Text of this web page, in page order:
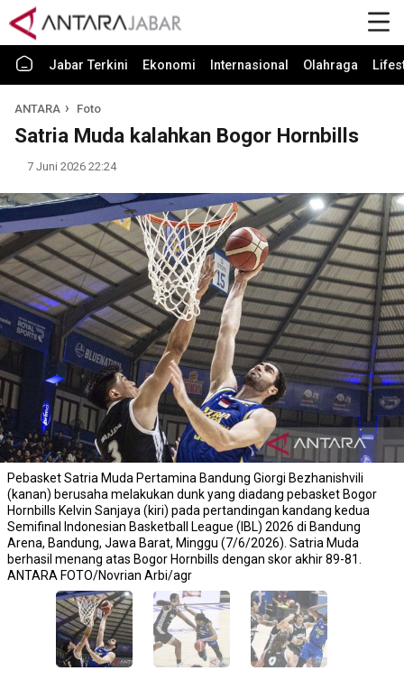
Jabar Terkini Ekonomi Internasional Olahraga
ANTARA Foto
Satria Muda kalahkan Bogor Hornbills
7 Juni 2026 22:24
Pebasket Satria Muda Pertamina Bandung Giorgi Bezhanishvili
(kanan) berusaha melakukan dunk yang diadang pebasket Bogor
Hornbills Kelvin Sanjaya (kiri) pada pertandingan kandang kedua
Semifinal Indonesian Basketball League (IBL) 2026 di Bandung
Arena, Bandung, Jawa Barat, Minggu (7/6/2026). Satria Muda
berhasil menang atas Bogor Hornbills dengan skor akhir 89-81.
ANTARA FOTO/Novrian Arbi/agr